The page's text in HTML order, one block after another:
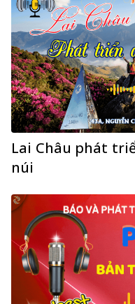
Lai Châu phát
núi